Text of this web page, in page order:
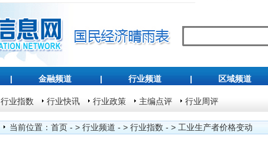
| 金融频道 | 行业频道 | 区域频道
行业指数 行业快讯 行业政策 主编点评 行业周评
当前位置： 首页 - > 行业频道 - > 行业指数 - > 工业生产者价格变动